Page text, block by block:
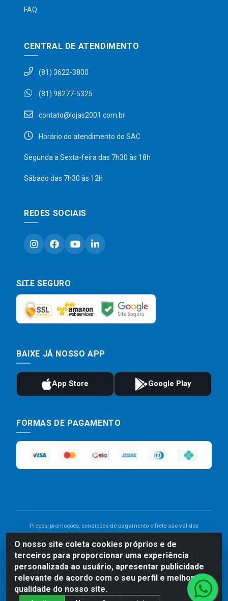
O nosso site coleta cookies próprios e de
terceiros para proporcionar uma experiência
personalizada ao usuário, apresentar publicidade
relevante de acordo com o seu perfil e melhorar a
qualidade do nosso site.
FAQ
CENTRAL DE ATENDIMENTO
(81) 3622-3800
(81) 98277-5325
contato@lojas2001.com.br
Horário do atendimento do SAC
Segunda a Sexta-feira das 7h30 às 18h
Sábado das 7h30 às 12h
REDES SOCIAIS
SITE SEGURO
BAIXE JÁ NOSSO APP
FORMAS DE PAGAMENTO
Preços, promoções, condições de pagamento e frete são válidos
divergência de preço de um produto, será válido o preço que for
exibido no carrinho de compras do site no momento do pagamento.
As vendas estão sujeitas a análise e disponibilidade do estoque.
Imagens de produtos meramente ilustrativas.
Comercial de Construção 2001 LTDA - Av. Congresso